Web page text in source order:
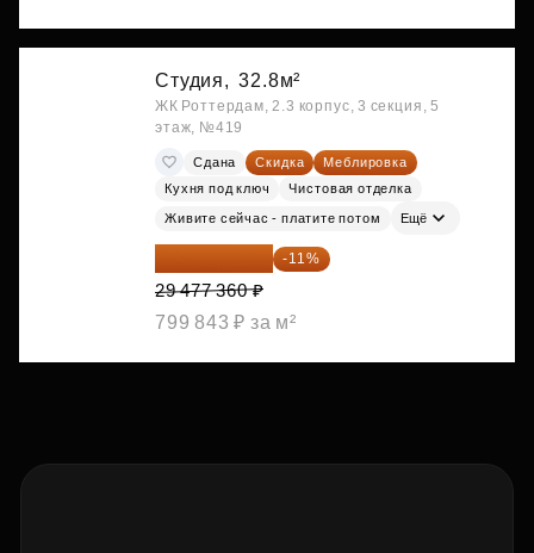
Студия, 32.8м²
ЖК Роттердам, 2.3 корпус, 3 секция, 5
этаж, №419
Сдана Скидка
Меблировка
Кухня под ключ
Чистовая отделка
Живите сейчас - платите потом Ещё
26 234 850 ₽ -11%
29 477 360 ₽
799 843 ₽ за м²